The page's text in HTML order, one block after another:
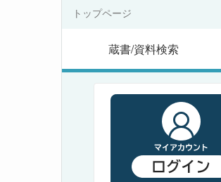
トップページ
蔵書/資料検索